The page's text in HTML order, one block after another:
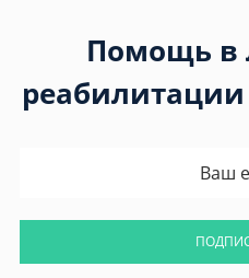
Помощь в